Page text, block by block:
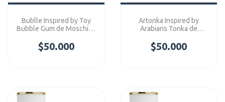
Bublle Inspired by Toy
Bubble Gum de Moschino
Concentre
$50.000
Artonka Inspired by
Arabians Tonka de
Essences Concentre
$50.000